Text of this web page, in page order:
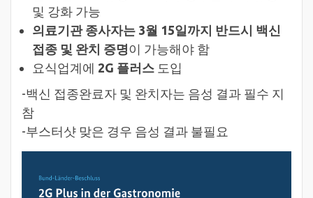
및 강화 가능
의료기관 종사자는 3월 15일까지 반드시 백신
접종 및 완치 증명이 가능해야 함
요식업계에 2G 플러스 도입
-백신 접종완료자 및 완치자는 음성 결과 필수 지
참
-부스터샷 맞은 경우 음성 결과 불필요